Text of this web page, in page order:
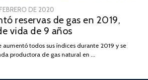
DE 2020
DE
JULIO
2025
reservas de gas en 2019,
vida de 9 años
aumentó todos sus índices durante 2019 y se
productora de gas natural en …